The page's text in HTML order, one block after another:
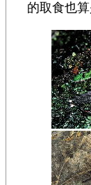
的取食也